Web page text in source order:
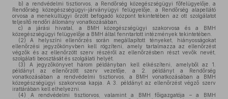
b) a rendvédelmi tisztiorvos, a Rendőrség közegészségügyi főfelügyelője, a
Rendőrség közegészségügyi-járványügyi felügyelője, a Rendőrség alapellátó
orvosa a menekültügyi őrzött befogadó központ tekintetében az ott szolgálatot
teljesítő rendőri állomány vonatkozásában,
c) a járási hivatal, a BMH közegészségügyi szakorvosa és a BMH
közegészségügyi felügyelője a BMH által fenntartott intézmények tekintetében.
(2) A helyszíni ellenőrzés során megállapított tényeket, hiányosságokat
ellenőrzési jegyzőkönyvben kell rögzíteni, amely tartalmazza az ellenőrzést
végzők és az ellenőrzött szerv részéről az ellenőrzésben részt vevők nevét,
szolgálati beosztását és szolgálati helyét.
(3) A jegyzőkönyvet három példányban kell elkészíteni, amelyből az 1.
példányt az ellenőrzött szerv vezetője, a 2. példányt a Rendőrség
vonatkozásában a rendvédelmi tisztiorvos, a BMH vonatkozásában a BMH
közegészségügyi szakorvosa kapja. A 3. példányt az ellenőrzést végző szerv
irattárában kell elhelyezni.
(4) A rendvédelmi tisztiorvos, valamint a BMH főigazgatója – a BMH